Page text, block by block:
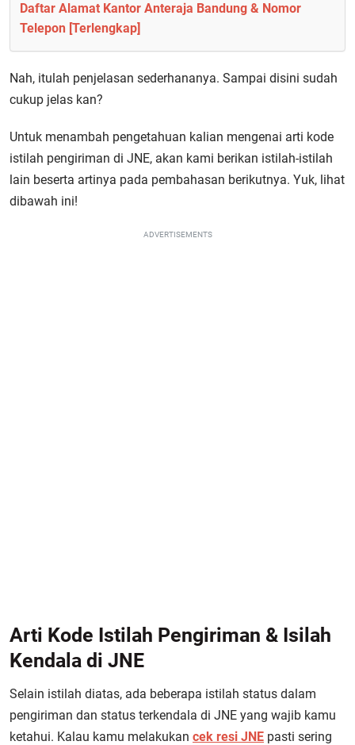
Daftar Alamat Kantor Anteraja Bandung & Nomor
Telepon [Terlengkap]
Nah, itulah penjelasan sederhananya. Sampai disini sudah
cukup jelas kan?
Untuk menambah pengetahuan kalian mengenai arti kode
istilah pengiriman di JNE, akan kami berikan istilah-istilah
lain beserta artinya pada pembahasan berikutnya. Yuk, lihat
dibawah ini!
ADVERTISEMENTS
Arti Kode Istilah Pengiriman & Isilah
Kendala di JNE
Selain istilah diatas, ada beberapa istilah status dalam
pengiriman dan status terkendala di JNE yang wajib kamu
ketahui. Kalau kamu melakukan cek resi JNE pasti sering